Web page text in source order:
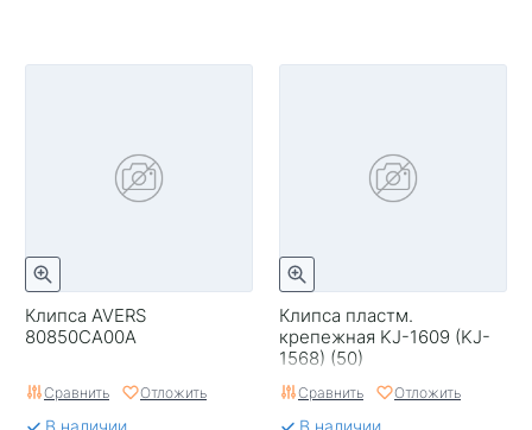
Клипса AVERS
80850СА00А
Сравнить Отложить
Клипса пластм.
крепежная KJ-1609 (KJ-
1568) (50)
Сравнить Отложить